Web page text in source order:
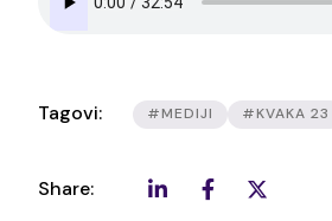
Tagovi: #MEDIJI #KVAKA 23
Share: